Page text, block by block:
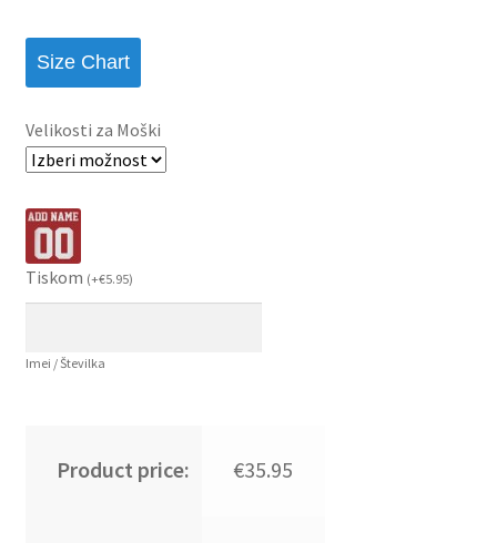
Size Chart
Velikosti za Moški
Tiskom (+€5.95)
Imei / Številka
Product price: €35.95